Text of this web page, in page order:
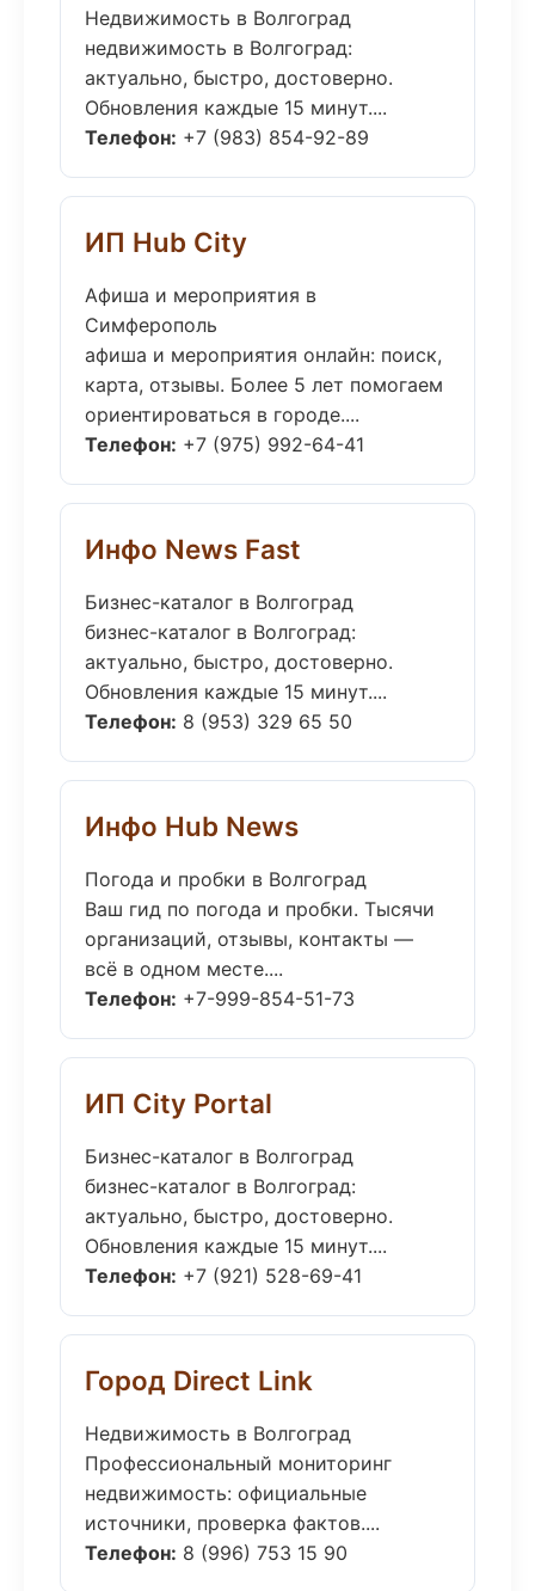
Недвижимость в Волгоград
недвижимость в Волгоград:
актуально, быстро, достоверно.
Обновления каждые 15 минут....
Телефон: +7 (983) 854-92-89
ИП Hub City
Афиша и мероприятия в
Симферополь
афиша и мероприятия онлайн: поиск,
карта, отзывы. Более 5 лет помогаем
ориентироваться в городе....
Телефон: +7 (975) 992-64-41
Инфо News Fast
Бизнес-каталог в Волгоград
бизнес-каталог в Волгоград:
актуально, быстро, достоверно.
Обновления каждые 15 минут....
Телефон: 8 (953) 329 65 50
Инфо Hub News
Погода и пробки в Волгоград
Ваш гид по погода и пробки. Тысячи
организаций, отзывы, контакты —
всё в одном месте....
Телефон: +7-999-854-51-73
ИП City Portal
Бизнес-каталог в Волгоград
бизнес-каталог в Волгоград:
актуально, быстро, достоверно.
Обновления каждые 15 минут....
Телефон: +7 (921) 528-69-41
Город Direct Link
Недвижимость в Волгоград
Профессиональный мониторинг
недвижимость: официальные
источники, проверка фактов....
Телефон: 8 (996) 753 15 90